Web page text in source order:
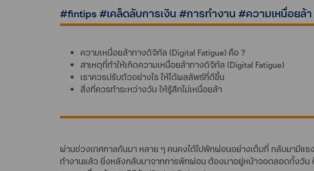
#fintips #เคล็ดลับการเงิน #การทำงาน #ความเหนื่อยล้า
ความเหนื่อยล้าทางดิจิทัล (Digital Fatigue) คือ ?
สาเหตุที่ทำให้เกิดความเหนื่อยล้าทางดิจิทัล (Digital Fatigue)
เราควรปรับตัวอย่างไร ให้ได้ผลลัพธ์ที่ดีขึ้น
สิ่งที่ควรทำระหว่างวัน ให้รู้สึกไม่เหนื่อยล้า
ผ่านช่วงเทศกาลกันมา หลาย ๆ คนคงได้ไปพักผ่อนอย่างเต็มที่ กลับมามีแ
ทำงานแล้ว ยิ่งหลังกลับมาจากการพักผ่อน ต้องมาอยู่หน้าจอตลอดทั้งวัน